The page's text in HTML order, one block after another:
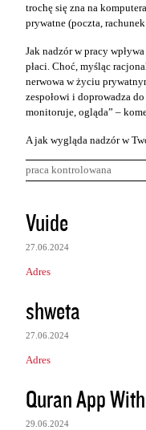
trochę się zna na
prywatne (poczta,
Jak nadzór w pracy
płaci. Choć, myśląc
nerwowa w życiu
zespołowi i doprowadza
monitoruje, ogląda” –
A jak wygląda nadzór w
praca kontrolowana
K
o
m
e
n
t
r
z
e
Vuide
27.06.2024
Adres
shweta
27.06.2024
Adres
Quran App
29.06.2024